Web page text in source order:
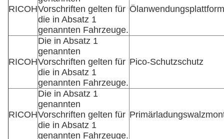
RICOHVorschriften gelten für
die in Absatz 1
genannten Fahrzeuge.
RICOH
Die in Absatz 1
genannten
Vorschriften gelten für
die in Absatz 1
genannten Fahrzeuge.
Pico-Schutzschutz
RICOH
Die in Absatz 1
genannten
Vorschriften gelten für
die in Absatz 1
genannten Fahrzeuge.